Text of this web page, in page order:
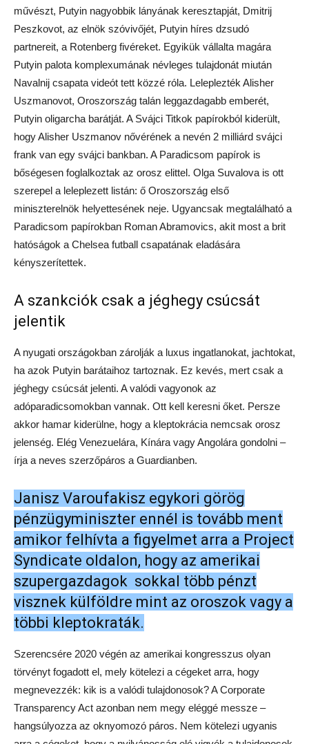
művészt, Putyin nagyobbik lányának keresztapját, Dmitrij
Peszkovot, az elnök szóvivőjét, Putyin híres dzsudó
partnereit, a Rotenberg fivéreket. Egyikük vállalta magára
Putyin palota komplexumának névleges tulajdonát miután
Navalnij csapata videót tett közzé róla. Leleplezték Alisher
Uszmanovot, Oroszország talán leggazdagabb emberét,
Putyin oligarcha barátját. A Svájci Titkok papírokból kiderült,
hogy Alisher Uszmanov nővérének a nevén 2 milliárd svájci
frank van egy svájci bankban. A Paradicsom papírok is
bőségesen foglalkoztak az orosz elittel. Olga Suvalova is ott
szerepel a leleplezett listán: ő Oroszország első
miniszterelnök helyettesének neje. Ugyancsak megtalálható a
Paradicsom papírokban Roman Abramovics, akit most a brit
hatóságok a Chelsea futball csapatának eladására
kényszerítettek.
A szankciók csak a jéghegy csúcsát
jelentik
A nyugati országokban zárolják a luxus ingatlanokat, jachtokat,
ha azok Putyin barátaihoz tartoznak. Ez kevés, mert csak a
jéghegy csúcsát jelenti. A valódi vagyonok az
adóparadicsomokban vannak. Ott kell keresni őket. Persze
akkor hamar kiderülne, hogy a kleptokrácia nemcsak orosz
jelenség. Elég Venezuelára, Kínára vagy Angolára gondolni –
írja a neves szerzőpáros a Guardianben.
Janisz Varoufakisz egykori görög
pénzügyminiszter ennél is tovább ment
amikor felhívta a figyelmet arra a Project
Syndicate oldalon, hogy az amerikai
szupergazdagok sokkal több pénzt
visznek külföldre mint az oroszok vagy a
többi kleptokraták.
Szerencsére 2020 végén az amerikai kongresszus olyan
törvényt fogadott el, mely kötelezi a cégeket arra, hogy
megnevezzék: kik is a valódi tulajdonosok? A Corporate
Transparency Act azonban nem megy eléggé messze –
hangsúlyozza az oknyomozó páros. Nem kötelezi ugyanis